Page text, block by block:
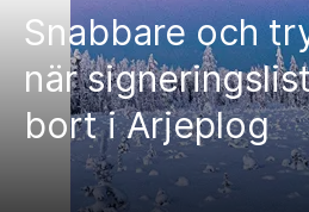
Snabbare och
när
bort i Arjeplog